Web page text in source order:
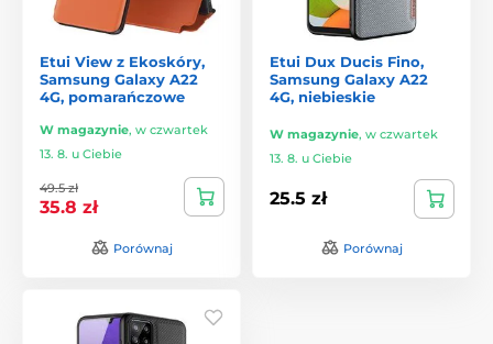
Etui View z Ekoskóry,
Samsung Galaxy A22
4G, pomarańczowe
W magazynie, w czwartek
13. 8. u Ciebie
49.5 zł
35.8 zł
Porównaj
Etui Dux Ducis Fino,
Samsung Galaxy A22
4G, niebieskie
W magazynie, w czwartek
13. 8. u Ciebie
25.5 zł
Porównaj